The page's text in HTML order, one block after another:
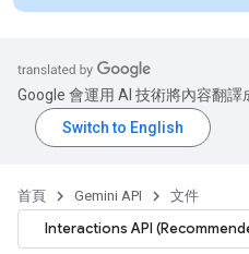
Google 會運用 AI 技術將內容翻譯
首頁 Gemini API 文件
Interactions API